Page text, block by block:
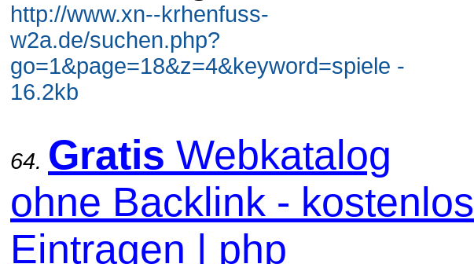
http://www.xn--krhenfuss-
w2a.de/suchen.php?
go=1&page=18&z=4&keyword=spiele -
16.2kb
64. Gratis Webkatalog
ohne Backlink - kostenlos
Eintragen | php